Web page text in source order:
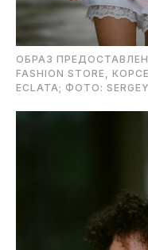
ОБРАЗ
FASHION STORE,
ECLATA; ФОТО: